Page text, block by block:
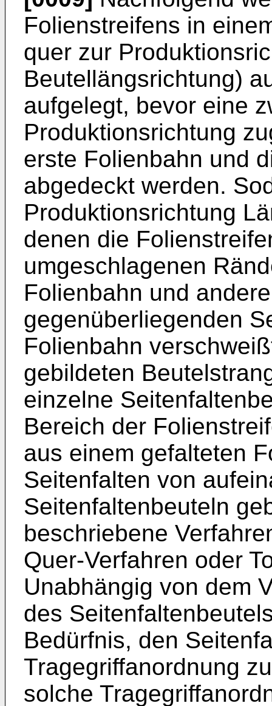
Folienstreifens in
quer zur
Beutellängsrichtung)
aufgelegt, bevor eine
Produktionsrichtung
erste Folienbahn und
abgedeckt werden.
Produktionsrichtung
denen die
umgeschlagenen
Folienbahn und
gegenüberliegenden
Folienbahn
gebildeten
einzelne
Bereich der
aus einem gefalteten
Seitenfalten von
Seitenfaltenbeuteln
beschriebene
Quer-Verfahren oder
Unabhängig von dem
des
Bedürfnis, den
Tragegriffanordnung
solche